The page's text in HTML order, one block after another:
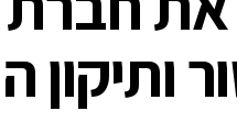
ותיקון